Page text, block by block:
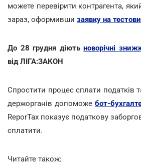
можете перевірити контрагента,
зараз, оформивши заявку на
До 28 грудня діютьноворічні
від ЛІГА:ЗАКОН
Спростити процес сплати податків
держорганів допоможе бот-
ReporTax показує податкову
cплатити.
Читайте також: